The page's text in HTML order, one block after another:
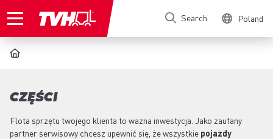
to
Search Poland
CZĘŚCI
Flota sprzętu twojego klienta to ważna inwestycja. Jako zaufany
partner serwisowy chcesz upewnić się, że wszystkie pojazdy